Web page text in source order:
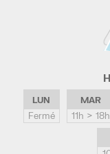
LUN
Fermé
MAR
11h > 18h